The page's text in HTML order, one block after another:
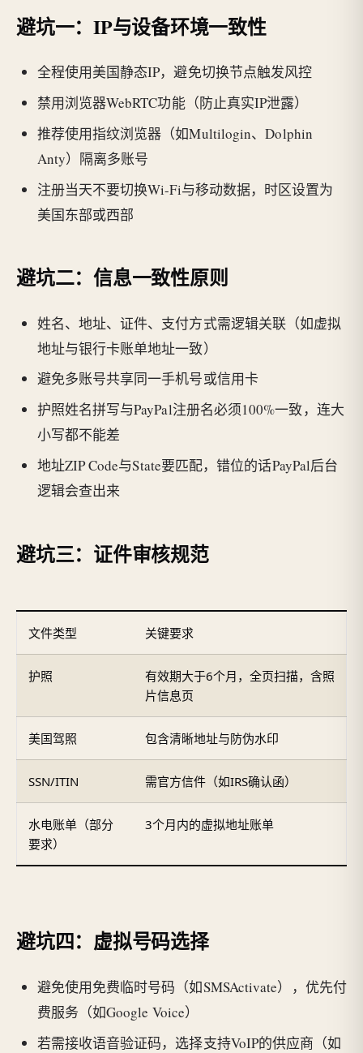
避坑一：IP与设备环境一致性
全程使用美国静态IP，避免切换节点触发风控
禁用浏览器WebRTC功能（防止真实IP泄露）
推荐使用指纹浏览器（如Multilogin、Dolphin
Anty）隔离多账号
注册当天不要切换Wi-Fi与移动数据，时区设置为
美国东部或西部
避坑二：信息一致性原则
姓名、地址、证件、支付方式需逻辑关联（如虚拟
地址与银行卡账单地址一致）
避免多账号共享同一手机号或信用卡
护照姓名拼写与PayPal注册名必须100%一致，连大
小写都不能差
地址ZIP Code与State要匹配，错位的话PayPal后台
逻辑会查出来
避坑三：证件审核规范
文件类型 关键要求
护照
有效期大于6个月，全页扫描，含照
片信息页
美国驾照 包含清晰地址与防伪水印
SSN/ITIN 需官方信件（如IRS确认函）
水电账单（部分
要求）
3个月内的虚拟地址账单
避坑四：虚拟号码选择
避免使用免费临时号码（如SMSActivate），优先付
费服务（如Google Voice）
若需接收语音验证码，选择支持VoIP的供应商（如